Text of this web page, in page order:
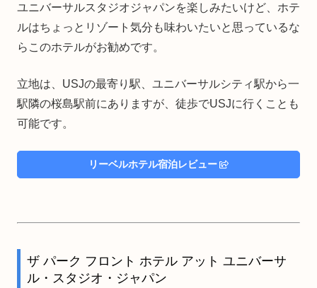
ユニバーサルスタジオジャパンを楽しみたいけど、ホテ
ルはちょっとリゾート気分も味わいたいと思っているな
らこのホテルがお勧めです。
立地は、USJの最寄り駅、ユニバーサルシティ駅から一
駅隣の桜島駅前にありますが、徒歩でUSJに行くことも
可能です。
リーベルホテル宿泊レビュー
ザ パーク フロント ホテル アット ユニバーサ
ル・スタジオ・ジャパン